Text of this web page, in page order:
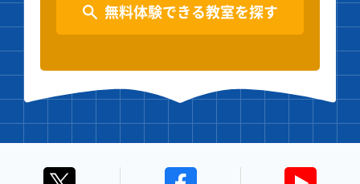
無料体験できる教室を探す